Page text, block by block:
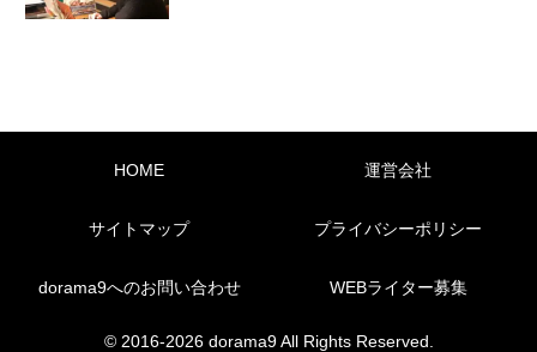
HOME 運営会社
サイトマップ プライバシーポリシー
dorama9へのお問い合わせ WEBライター募集
© 2016-2026 dorama9 All Rights Reserved.